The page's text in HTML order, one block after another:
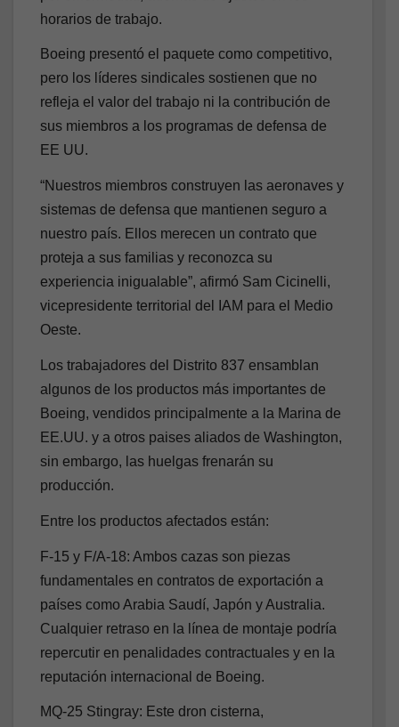
horarios de trabajo.
Boeing presentó el paquete como competitivo,
pero los líderes sindicales sostienen que no
refleja el valor del trabajo ni la contribución de
sus miembros a los programas de defensa de
EE UU.
“Nuestros miembros construyen las aeronaves y
sistemas de defensa que mantienen seguro a
nuestro país. Ellos merecen un contrato que
proteja a sus familias y reconozca su
experiencia inigualable”, afirmó Sam Cicinelli,
vicepresidente territorial del IAM para el Medio
Oeste.
Los trabajadores del Distrito 837 ensamblan
algunos de los productos más importantes de
Boeing, vendidos principalmente a la Marina de
EE.UU. y a otros paises aliados de Washington,
sin embargo, las huelgas frenarán su
producción.
Entre los productos afectados están:
F-15 y F/A-18: Ambos cazas son piezas
fundamentales en contratos de exportación a
países como Arabia Saudí, Japón y Australia.
Cualquier retraso en la línea de montaje podría
repercutir en penalidades contractuales y en la
reputación internacional de Boeing.
MQ-25 Stingray: Este dron cisterna,